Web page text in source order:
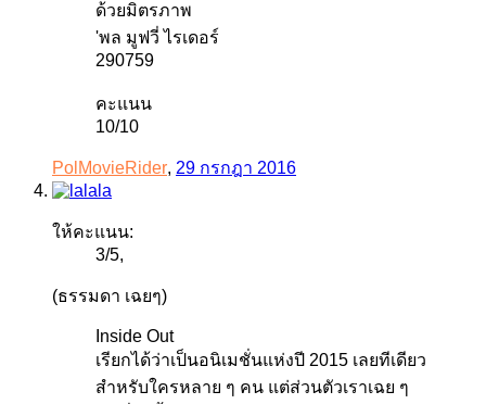
ด้วยมิตรภาพ
'พล มูฟวี่ ไรเดอร์
290759
คะแนน
10/10
PolMovieRider, 29 กรกฎา 2016
ให้คะแนน:
3/5,
(ธรรมดา เฉยๆ)
Inside Out
เรียกได้ว่าเป็นอนิเมชั่นแห่งปี 2015 เลยทีเดียว
สำหรับใครหลาย ๆ คน แต่ส่วนตัวเราเฉย ๆ